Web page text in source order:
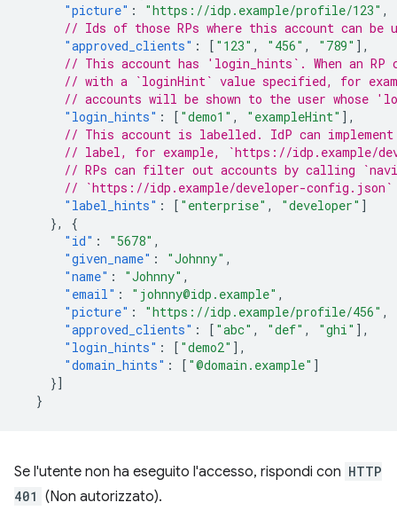
"picture" : "https://idp.example/profile/123" ,
// Ids of those RPs where this account can be
"approved_clients" : [ "123" , "456" , "789" ],
// This account has 'login_hints`. When an
// with a `loginHint` value specified, for
// accounts will be shown to the user whose
"login_hints" : [ "demo1" , "exampleHint" ],
// This account is labelled. IdP can
// label, for example, `https://idp.example/
// RPs can filter out accounts by calling
// `https://idp.example/developer-
"label_hints" : [ "enterprise" , "developer" ]
},
{
"id" : "5678" ,
"given_name" : "Johnny" ,
"name" : "Johnny" ,
"email" : "johnny@idp.example" ,
"picture" : "https://idp.example/profile/456" ,
"approved_clients" : [ "abc" , "def" , "ghi" ],
"login_hints" : [ "demo2" ],
"domain_hints" : [ "@domain.example" ]
}]
}
Se l'utente non ha eseguito l'accesso, rispondi con HTTP
401 (Non autorizzato).